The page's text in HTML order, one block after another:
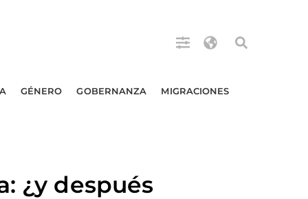
GÉNERO GOBERNANZA MIGRACIONES
¿y después